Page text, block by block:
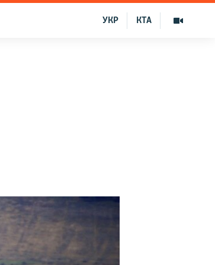
КТА
УКР